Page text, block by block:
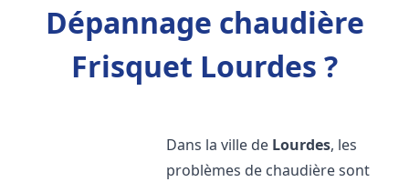
Dépannage chaudière
Frisquet Lourdes ?
Dans la ville de Lourdes, les
problèmes de chaudière sont